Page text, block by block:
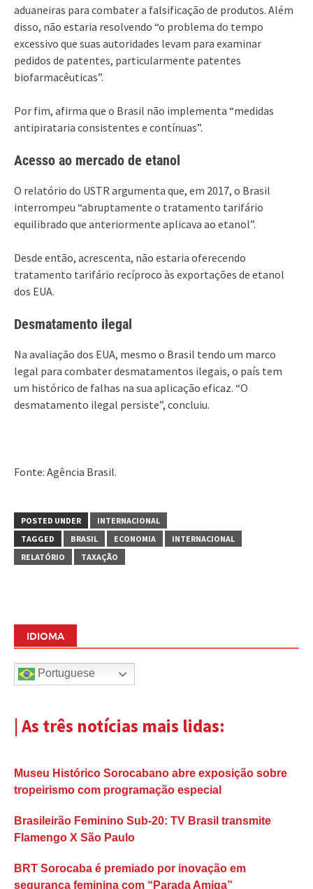
aduaneiras para combater a falsificação de produtos. Além
disso, não estaria resolvendo “o problema do tempo
excessivo que suas autoridades levam para examinar
pedidos de patentes, particularmente patentes
biofarmacêuticas”.
Por fim, afirma que o Brasil não implementa “medidas
antipirataria consistentes e contínuas”.
Acesso ao mercado de etanol
O relatório do USTR argumenta que, em 2017, o Brasil
interrompeu “abruptamente o tratamento tarifário
equilibrado que anteriormente aplicava ao etanol”.
Desde então, acrescenta, não estaria oferecendo
tratamento tarifário recíproco às exportações de etanol
dos EUA.
Desmatamento ilegal
Na avaliação dos EUA, mesmo o Brasil tendo um marco
legal para combater desmatamentos ilegais, o país tem
um histórico de falhas na sua aplicação eficaz. “O
desmatamento ilegal persiste”, concluiu.
Fonte: Agência Brasil.
POSTED UNDER
INTERNACIONAL
TAGGED
BRASIL ECONOMIA
INTERNACIONAL
RELATÓRIO
TAXAÇÃO
IDIOMA
Portuguese
| As três notícias mais lidas:
Museu Histórico Sorocabano abre exposição sobre
tropeirismo com programação especial
Brasileirão Feminino Sub-20: TV Brasil transmite
Flamengo X São Paulo
BRT Sorocaba é premiado por inovação em
segurança feminina com “Parada Amiga”